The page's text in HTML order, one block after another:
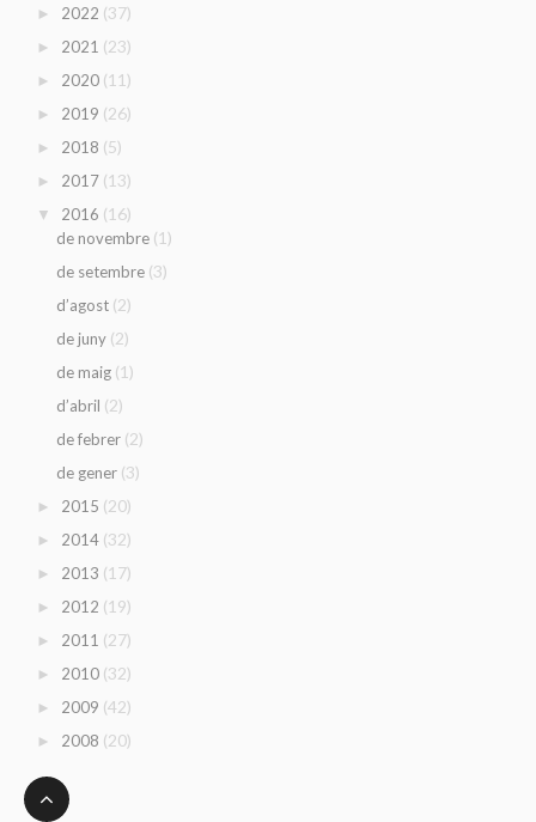
► 2022 (37)
► 2021 (23)
► 2020 (11)
► 2019 (26)
► 2018 (5)
► 2017 (13)
▼ 2016 (16)
de novembre (1)
de setembre (3)
d’agost (2)
de juny (2)
de maig (1)
d’abril (2)
de febrer (2)
de gener (3)
► 2015 (20)
► 2014 (32)
► 2013 (17)
► 2012 (19)
► 2011 (27)
► 2010 (32)
► 2009 (42)
► 2008 (20)